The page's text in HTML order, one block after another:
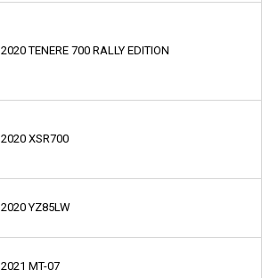
2020 TENERE 700 RALLY EDITION
2020 XSR700
2020 YZ85LW
2021 MT-07